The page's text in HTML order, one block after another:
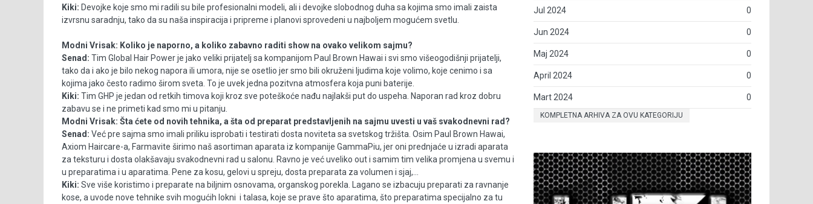
Kiki: Devojke koje smo mi radili su bile profesionalni modeli, ali i devojke slobodnog duha sa kojima smo imali zaista
izvrsnu saradnju, tako da su naša inspiracija i pripreme i planovi sprovedeni u najboljem mogućem svetlu.
Modni Vrisak: Koliko je naporno, a koliko zabavno raditi show na ovako velikom sajmu?
Senad: Tim Global Hair Power je jako veliki prijatelj sa kompanijom Paul Brown Hawai i svi smo višeogodišnji prijatelji,
tako da i ako je bilo nekog napora ili umora, nije se osetlio jer smo bili okruženi ljudima koje volimo, koje cenimo i sa
kojima jako često radimo širom sveta. To je uvek jedna pozitvna atmosfera koja puni baterije.
Kiki: Tim GHP je jedan od retkih timova koji kroz sve poteškoće nađu najlakši put do uspeha. Naporan rad kroz dobru
zabavu se i ne primeti kad smo mi u pitanju.
Modni Vrisak: Šta ćete od novih tehnika, a šta od preparat predstavljenih na sajmu uvesti u vaš svakodnevni rad?
Senad: Već pre sajma smo imali priliku isprobati i testirati dosta noviteta sa svetskog tržišta. Osim Paul Brown Hawai,
Axiom Haircare-a, Farmavite širimo naš asortiman aparata iz kompanije GammaPiu, jer oni prednjaće u izradi aparata
za teksturu i dosta olakšavaju svakodnevni rad u salonu. Ravno je već uveliko out i samim tim velika promjena u svemu i
u preparatima i u aparatima. Pene za kosu, gelovi u spreju, dosta preparata za volumen i sjaj,...
Kiki: Sve više koristimo i preparate na biljnim osnovama, organskog porekla. Lagano se izbacuju preparati za ravnanje
kose, a uvode nove tehnike svih mogućih lokni i talasa, koje se prave što aparatima, što preparatima specijalno za tu
Jul 2024 0
Jun 2024 0
Maj 2024 0
April 2024 0
Mart 2024 0
KOMPLETNA ARHIVA ZA OVU KATEGORIJU